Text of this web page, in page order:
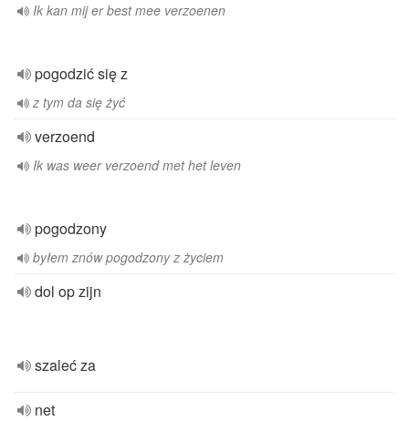
Ik kan mij er best mee verzoenen
pogodzić się z
z tym da się żyć
verzoend
Ik was weer verzoend met het leven
pogodzony
byłem znów pogodzony z życiem
dol op zijn
szaleć za
net